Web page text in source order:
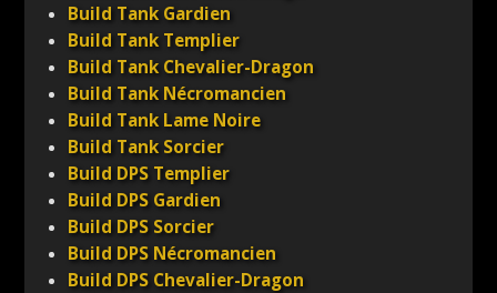
Build Tank Gardien
Build Tank Templier
Build Tank Chevalier-Dragon
Build Tank Nécromancien
Build Tank Lame Noire
Build Tank Sorcier
Build DPS Templier
Build DPS Gardien
Build DPS Sorcier
Build DPS Nécromancien
Build DPS Chevalier-Dragon